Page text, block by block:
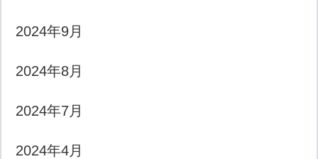
2024年9月
2024年8月
2024年7月
2024年4月